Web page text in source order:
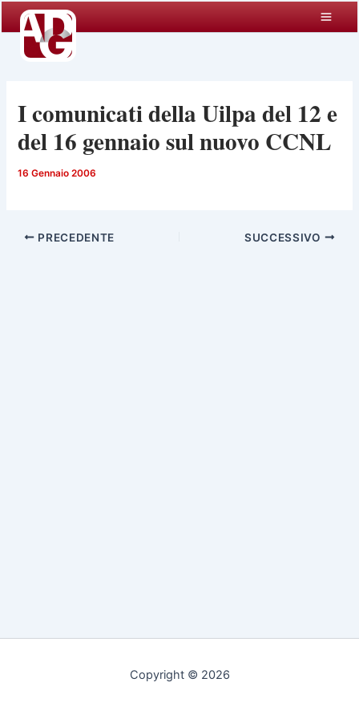
contenuto
I comunicati della Uilpa del 12 e
del 16 gennaio sul nuovo CCNL
16 Gennaio 2006
PRECEDENTE SUCCESSIVO
Copyright © 2026